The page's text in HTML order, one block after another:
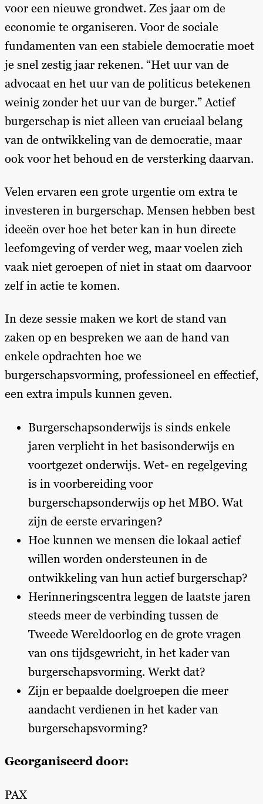
voor een nieuwe grondwet. Zes jaar om de
economie te organiseren. Voor de sociale
fundamenten van een stabiele democratie moet
je snel zestig jaar rekenen. “Het uur van de
advocaat en het uur van de politicus betekenen
weinig zonder het uur van de burger.” Actief
burgerschap is niet alleen van cruciaal belang
van de ontwikkeling van de democratie, maar
ook voor het behoud en de versterking daarvan.
Velen ervaren een grote urgentie om extra te
investeren in burgerschap. Mensen hebben best
ideeën over hoe het beter kan in hun directe
leefomgeving of verder weg, maar voelen zich
vaak niet geroepen of niet in staat om daarvoor
zelf in actie te komen.
In deze sessie maken we kort de stand van
zaken op en bespreken we aan de hand van
enkele opdrachten hoe we
burgerschapsvorming, professioneel en effectief,
een extra impuls kunnen geven.
Burgerschapsonderwijs is sinds enkele
jaren verplicht in het basisonderwijs en
voortgezet onderwijs. Wet- en regelgeving
is in voorbereiding voor
burgerschapsonderwijs op het MBO. Wat
zijn de eerste ervaringen?
Hoe kunnen we mensen die lokaal actief
willen worden ondersteunen in de
ontwikkeling van hun actief burgerschap?
Herinneringscentra leggen de laatste jaren
steeds meer de verbinding tussen de
Tweede Wereldoorlog en de grote vragen
van ons tijdsgewricht, in het kader van
burgerschapsvorming. Werkt dat?
Zijn er bepaalde doelgroepen die meer
aandacht verdienen in het kader van
burgerschapsvorming?
Georganiseerd door:
PAX